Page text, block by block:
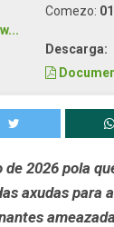
Comezo:
Descarga:
de 2026 pola
axudas para